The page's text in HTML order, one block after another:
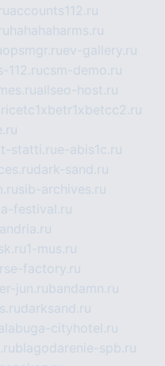
accounts112.ru
hahahaharms.ru
opsmgr.ruev-gallery.ru
112.rucsm-demo.ru
allseo-host.ru
statti.rue-abis1c.ru
dark-sand.ru
sib-archives.ru
festival.ru
1-mus.ru
factory.ru
jun.rubandamn.ru
darksand.ru
cityhotel.ru
blagodarenie-spb.ru